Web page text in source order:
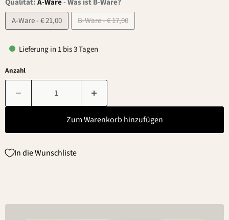
Qualität:A-Ware-Was ist B-Ware?
A-Ware - € 21,00
B-Ware - € 17,00
Lieferung in 1 bis 3 Tagen
Anzahl
Zum Warenkorb hinzufügen
In die Wunschliste